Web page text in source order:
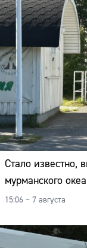
Стало известно,
мурманского
15:06 – 7 августа